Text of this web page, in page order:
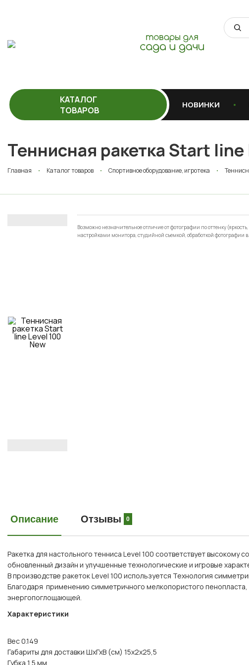
КАТАЛОГ
ТОВАРОВ
НОВИНКИ
Теннисная ракетка Start line
Главная Каталог товаров Спортивное оборудование, игротека
Возможно незначительное отличие от фотографии по оттенку
настройками монитора, студийной съемкой, обработкой фотографии
Описание Отзывы 0
Ракетка для настольного тенниса Level 100 соответствует высокому
обновленный дизайн и улучшенные технологические и игровые
В производстве ракеток Level 100 используется Технология
Благодаря применению симметричного мелкопористого пенопласта,
энергопоглощающей.
Характеристики
Вес 0.149
Габариты для доставки ШхГхВ (см) 15х2х25,5
Губка 1,5 мм.